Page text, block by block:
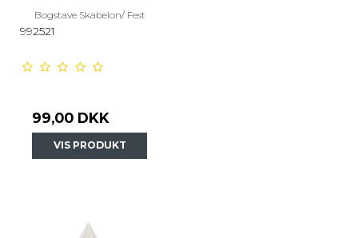
Bogstave Skabelon/ Fest
992521
99,00 DKK
VIS PRODUKT